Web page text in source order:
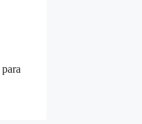
para